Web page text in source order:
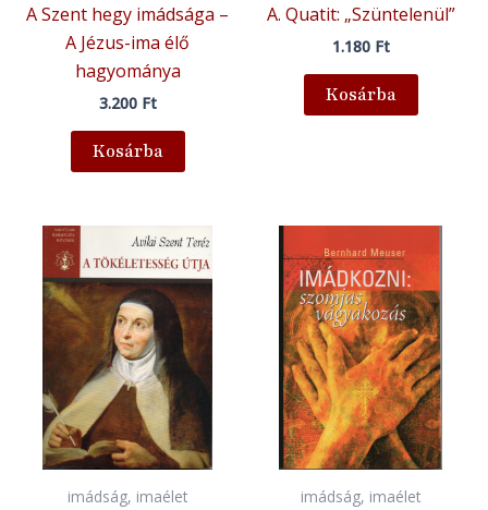
A Szent hegy imádsága –
A Jézus-ima élő
hagyománya
3.200 Ft
Kosárba
A. Quatit: „Szüntelenül”
1.180 Ft
Kosárba
imádság, imaélet imádság, imaélet